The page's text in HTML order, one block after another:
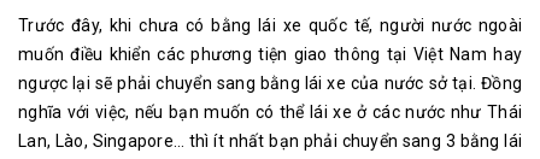
Trước đây, khi chưa có bằng lái xe quốc tế, người nước ngoài
muốn điều khiển các phương tiện giao thông tại Việt Nam hay
ngược lại sẽ phải chuyển sang bằng lái xe của nước sở tại. Đồng
nghĩa với việc, nếu bạn muốn có thể lái xe ở các nước như Thái
Lan, Lào, Singapore… thì ít nhất bạn phải chuyển sang 3 bằng lái